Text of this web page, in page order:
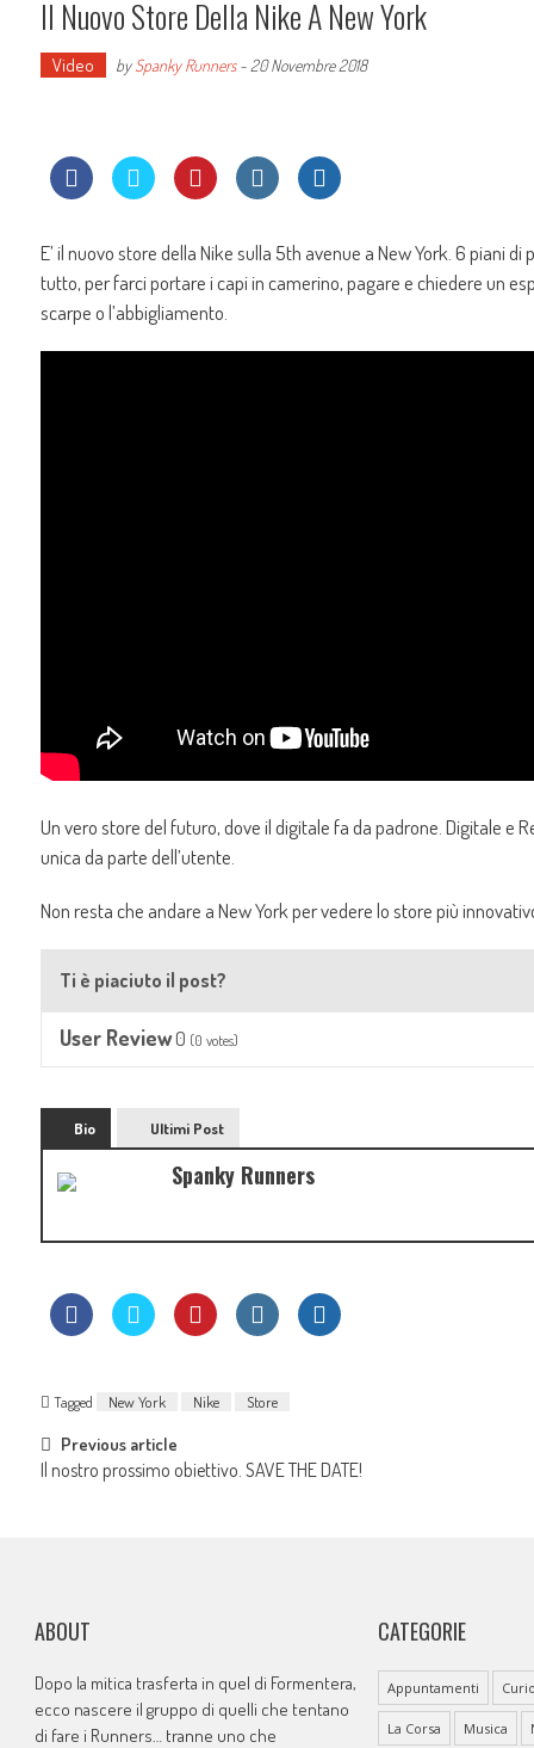
Il Nuovo Store Della Nike A New York
Video bySpanky Runners- 20 Novembre 2018
E’ il nuovo store della Nike sulla 5th avenue a New York. 6 piani
tutto, per farci portare i capi in camerino, pagare e chiedere un
scarpe o l’abbigliamento.
Un vero store del futuro, dove il digitale fa da padrone. Digitale e
unica da parte dell’utente.
Non resta che andare a New York per vedere lo store più
Ti è piaciuto il post?
User Review0 (0 votes)
Bio Ultimi Post
Spanky Runners
Tagged New York Nike Store
Previous article
Il nostro prossimo obiettivo. SAVE THE DATE!
ABOUT
Dopo la mitica trasferta in quel di Formentera,
ecco nascere il gruppo di quelli che tentano
di fare i Runners… tranne uno che
CATEGORIE
Appuntamenti
La Corsa Musica